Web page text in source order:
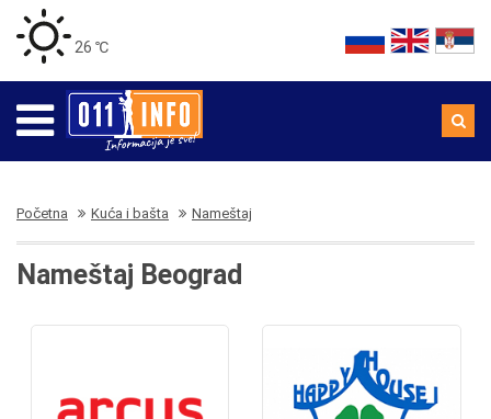
26 ℃
Početna Kuća i bašta Nameštaj
Nameštaj Beograd